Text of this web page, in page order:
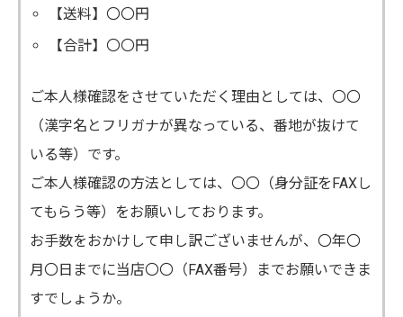
【送料】〇〇円
【合計】〇〇円
ご本人様確認をさせていただく理由としては、〇〇
（漢字名とフリガナが異なっている、番地が抜けて
いる等）です。
ご本人様確認の方法としては、〇〇（身分証をFAXし
てもらう等）をお願いしております。
お手数をおかけして申し訳ございませんが、〇年〇
月〇日までに当店〇〇（FAX番号）までお願いできま
すでしょうか。